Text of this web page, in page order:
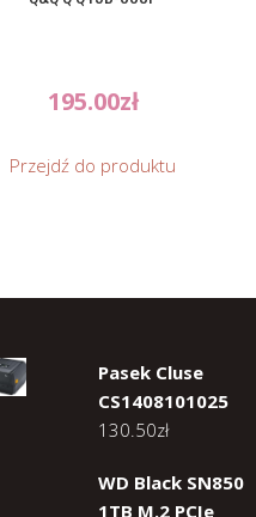
195.00zł
Przejdź do produktu
Pasek Cluse
CS1408101025
130.50zł
WD Black SN850
1TB M.2 PCIe